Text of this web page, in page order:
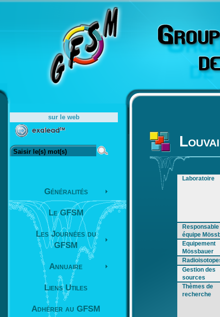
Laboratoire
Responsable
équipe
Equipement
Mössbauer
Gestion des
sources
Thèmes de
recherche
sur le web
Généralités
Le GFSM
Les Journées du
GFSM
Annuaire
Liens Utiles
Adhérer au GFSM